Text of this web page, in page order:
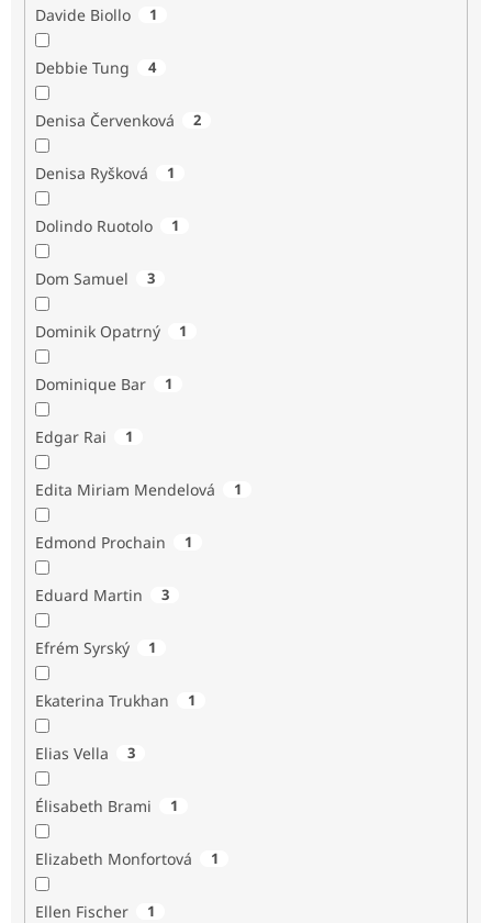
Davide Biollo 1
Debbie Tung 4
Denisa Červenková 2
Denisa Ryšková 1
Dolindo Ruotolo 1
Dom Samuel 3
Dominik Opatrný 1
Dominique Bar 1
Edgar Rai 1
Edita Miriam Mendelová 1
Edmond Prochain 1
Eduard Martin 3
Efrém Syrský 1
Ekaterina Trukhan 1
Elias Vella 3
Élisabeth Brami 1
Elizabeth Monfortová 1
Ellen Fischer 1